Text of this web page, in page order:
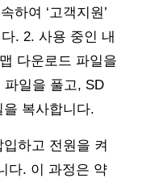
하여 ‘고객지원’
. 2. 사용 중인 내
다운로드 파일을
파일을 풀고, SD
복사합니다.
하고 전원을 켜
다. 이 과정은 약